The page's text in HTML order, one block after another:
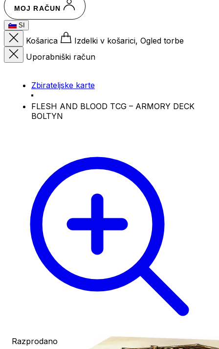
MOJ RAČUN
SI
Košarica
Izdelki v košarici, Ogled torbe
Uporabniški račun
Zbirateljske karte
FLESH AND BLOOD TCG – ARMORY DECK
BOLTYN
Razprodano